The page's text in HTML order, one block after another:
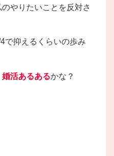
やりたいことを反対さ
で抑えるくらいの歩み
婚活あるあるかな？